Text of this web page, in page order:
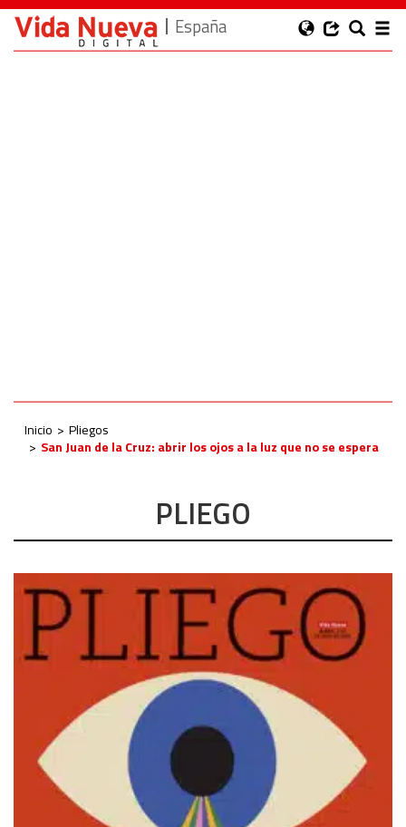
España
Inicio
Pliegos
San Juan de la Cruz: abrir los ojos a la luz que no se espera
PLIEGO